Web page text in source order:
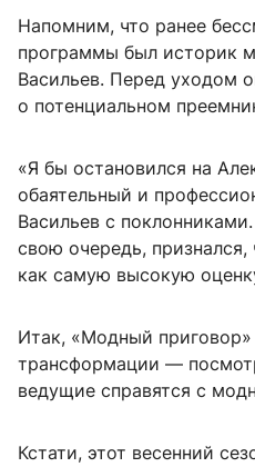
Напомним, что ранее
программы был историк
Васильев. Перед уходом
о потенциальном
«Я бы остановился на
обаятельный и
Васильев с
свою очередь, признался,
как самую высокую
Итак, «Модный приговор»
трансформации —
ведущие справятся с
Кстати, этот весенний